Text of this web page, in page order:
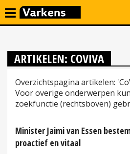
ARTIKELEN: COVIVA
Overzichtspagina artikelen:
Voor overige onderwerpen
zoekfunctie (rechtsboven)
Minister Jaimi van Essen
proactief en vitaal